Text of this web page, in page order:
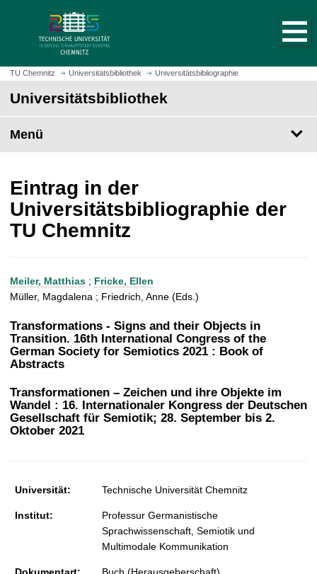
z
m
t
e
i
t
u
f
r
u
TU Chemnitz Universitätsbibliothek Universitätsbibliographie
Universitätsbibliothek
Menü
Eintrag in der
Universitätsbibliographie der
TU Chemnitz
Meiler, Matthias ; Fricke, Ellen
Müller, Magdalena ; Friedrich, Anne (Eds.)
Transformations - Signs and their Objects in
Transition. 16th International Congress of the
German Society for Semiotics 2021 : Book of
Abstracts
Transformationen – Zeichen und ihre Objekte im
Wandel : 16. Internationaler Kongress der Deutschen
Gesellschaft für Semiotik; 28. September bis 2.
Oktober 2021
Universität: Technische Universität Chemnitz
Institut:
Professur Germanistische
Sprachwissenschaft, Semiotik und
Multimodale Kommunikation